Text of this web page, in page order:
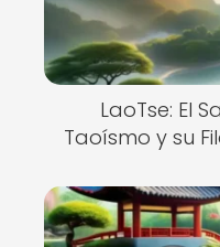
LaoTse: El
Taoísmo y su